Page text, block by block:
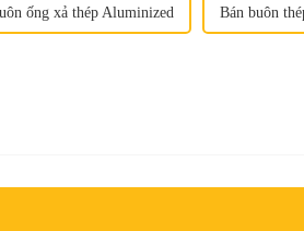
ống xả thép Aluminized Bán buôn